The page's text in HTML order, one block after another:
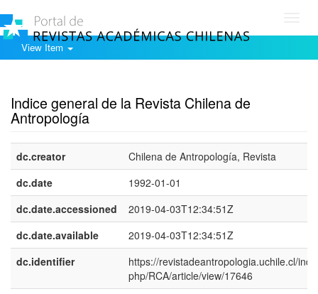
View Item
Indice general de la Revista Chilena de
Antropología
dc.creator
Chilena de Antropología, Revista
dc.date
1992-01-01
dc.date.accessioned
2019-04-03T12:34:51Z
dc.date.available
2019-04-03T12:34:51Z
dc.identifier
https://revistadeantropologia.uchile.cl/
php/RCA/article/view/17646